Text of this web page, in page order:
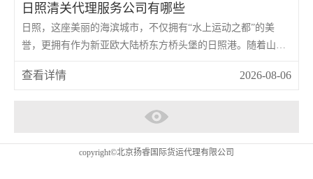
日照清关代理服务公司有哪些
日照，这座美丽的海滨城市，不仅拥有“水上运动之都”的美
誉，更拥有作为新亚欧大陆桥东方桥头堡的日照港。随着山东
是大宗散货(如煤炭、矿石、粮食)和集装箱业务日益繁忙。
查看详情 2026-08-06
copyright©北京扬睿国际货运代理有限公司